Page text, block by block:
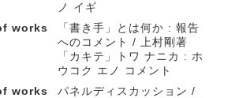
ノ イギ
works
「書き手」とは何か : 報告
へのコメント / 上村剛著
「カキテ」トワ ナニカ : ホ
ウコク エノ コメント
works
パネルディスカッション /